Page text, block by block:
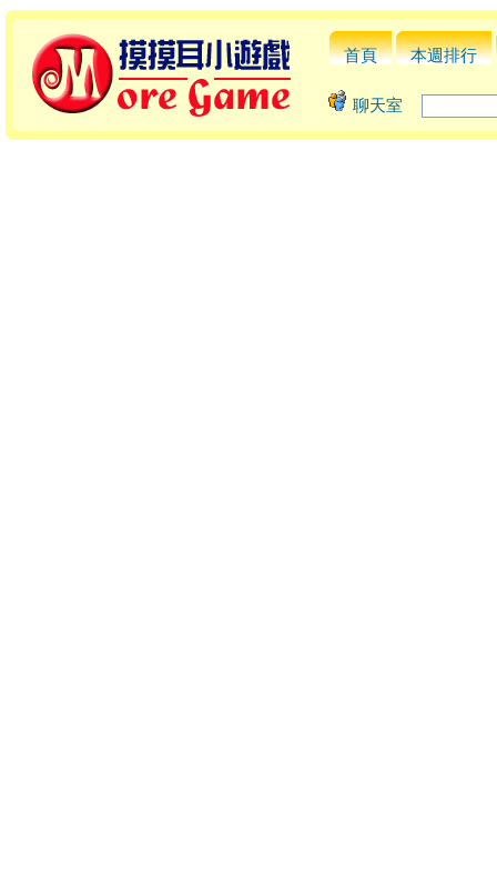
首頁 本週排行
聊天室